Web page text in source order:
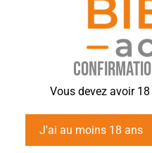
Vous devez avoir
J'ai au moins 18 ans
Renégocier avec la
accuser le coût des